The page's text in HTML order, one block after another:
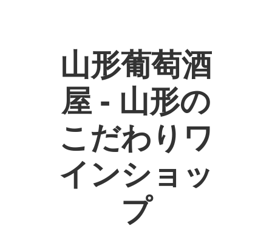
山形葡萄酒
屋 - 山形の
こだわりワ
インショッ
プ